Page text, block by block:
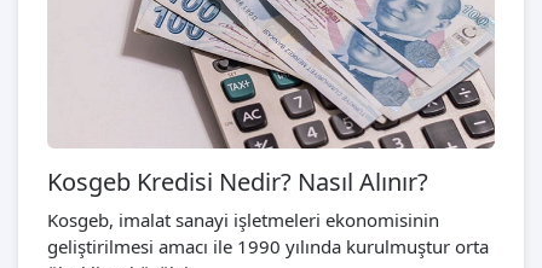
Kosgeb Kredisi Nedir? Nasıl Alınır?
Kosgeb, imalat sanayi işletmeleri ekonomisinin
geliştirilmesi amacı ile 1990 yılında kurulmuştur orta